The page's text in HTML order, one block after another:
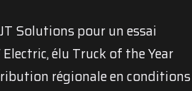
Solutions pour un essai
élu Truck of the Year
régionale en conditions